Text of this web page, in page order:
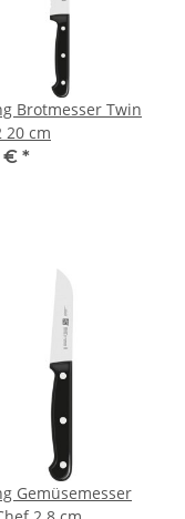
Brotmesser Twin
20 cm
€ *
Gemüsemesser